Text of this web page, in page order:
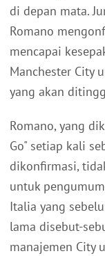
di depan mata.
Romano
mencapai
Manchester City
yang akan
Romano, yang
Go" setiap kali
dikonfirmasi,
untuk
Italia yang
lama disebut-
manajemen City